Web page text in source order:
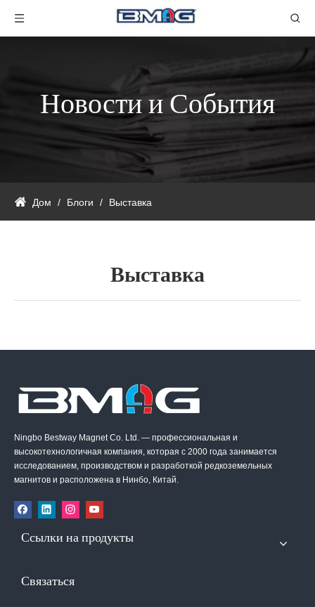
Новости и События
Дом / Блоги / Выставка
Выставка
Ningbo Bestway Magnet Co. Ltd. — профессиональная и
высокотехнологичная компания, которая с 2000 года занимается
исследованием, производством и разработкой редкоземельных
магнитов и расположена в Нинбо, Китай.
Ссылки на продукты
Связаться